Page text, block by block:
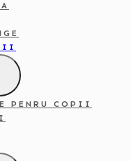
PENRU COPII